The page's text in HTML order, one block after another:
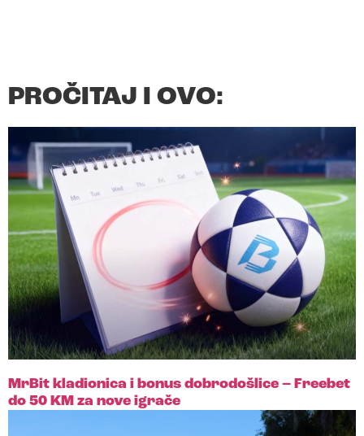
PROČITAJ I OVO:
MrBit kladionica i bonus dobrodošlice – Freebet
do 50 KM za nove igrače